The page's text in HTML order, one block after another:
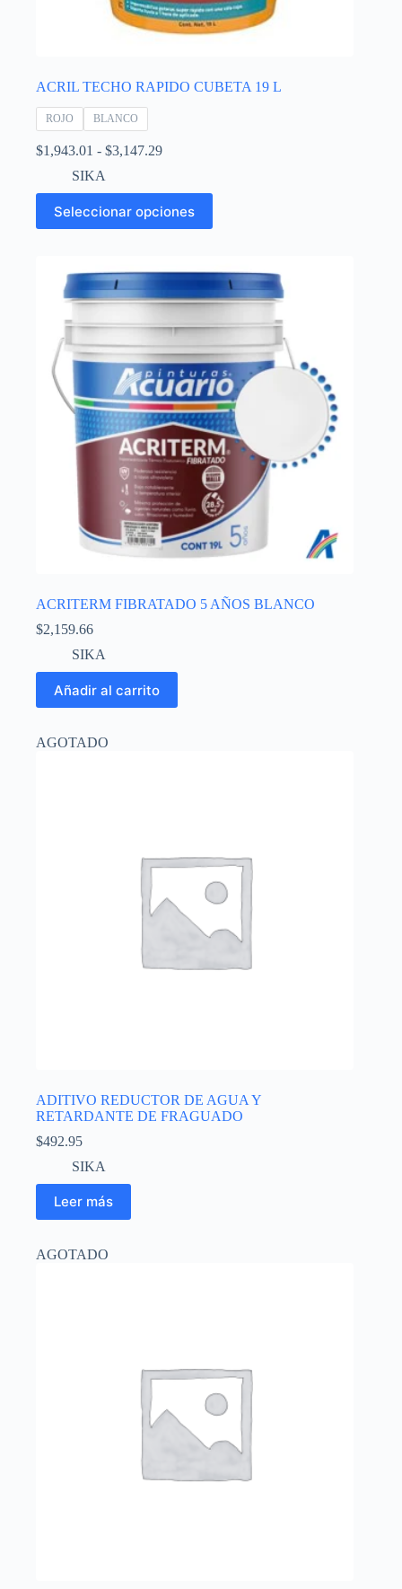
ACRIL TECHO RAPIDO CUBETA 19 L
ROJO BLANCO
$1,943.01 - $3,147.29Rango
desde
$1,943.01
hasta
SIKA
Seleccionar opciones
Este
producto
tiene
opciones
pueden
elegir
página
producto
ACRITERM FIBRATADO 5 AÑOS BLANCO
$2,159.66
SIKA
Añadir al carrito
AGOTADO
ADITIVO REDUCTOR DE AGUA Y
RETARDANTE DE FRAGUADO
$492.95
SIKA
Leer más
AGOTADO